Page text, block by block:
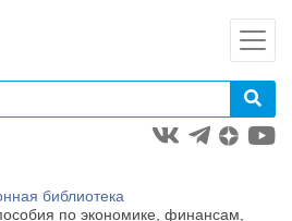
библиотека
по экономике, финансам,